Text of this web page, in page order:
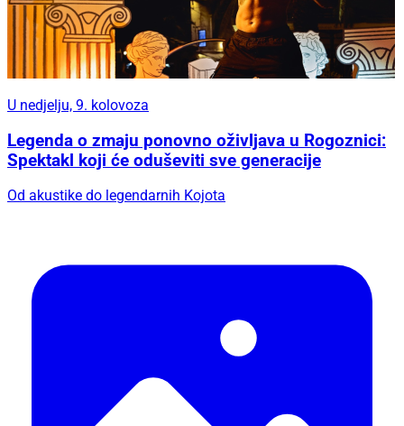
U nedjelju, 9. kolovoza
Legenda o zmaju ponovno oživljava u Rogoznici:
Spektakl koji će oduševiti sve generacije
Od akustike do legendarnih Kojota